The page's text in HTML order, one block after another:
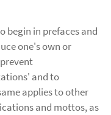
begin in prefaces and
one's own or
and to
applies to other
and mottos, as